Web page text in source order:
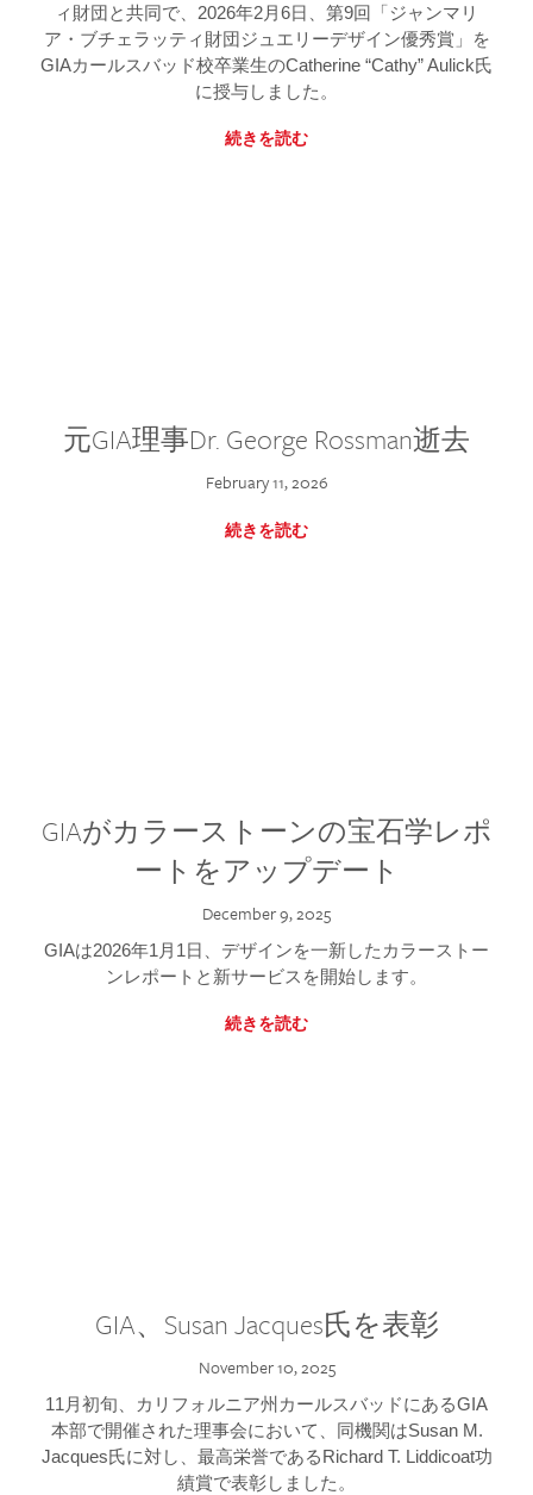
ィ財団と共同で、2026年2月6日、第9回「ジャンマリ
ア・ブチェラッティ財団ジュエリーデザイン優秀賞」を
GIAカールスバッド校卒業生のCatherine “Cathy” Aulick氏
に授与しました。
続きを読む
元GIA理事Dr. George Rossman逝去
February 11, 2026
続きを読む
GIAがカラーストーンの宝石学レポ
ートをアップデート
December 9, 2025
GIAは2026年1月1日、デザインを一新したカラーストー
ンレポートと新サービスを開始します。
続きを読む
GIA、Susan Jacques氏を表彰
November 10, 2025
11月初旬、カリフォルニア州カールスバッドにあるGIA
本部で開催された理事会において、同機関はSusan M.
Jacques氏に対し、最高栄誉であるRichard T. Liddicoat功
績賞で表彰しました。